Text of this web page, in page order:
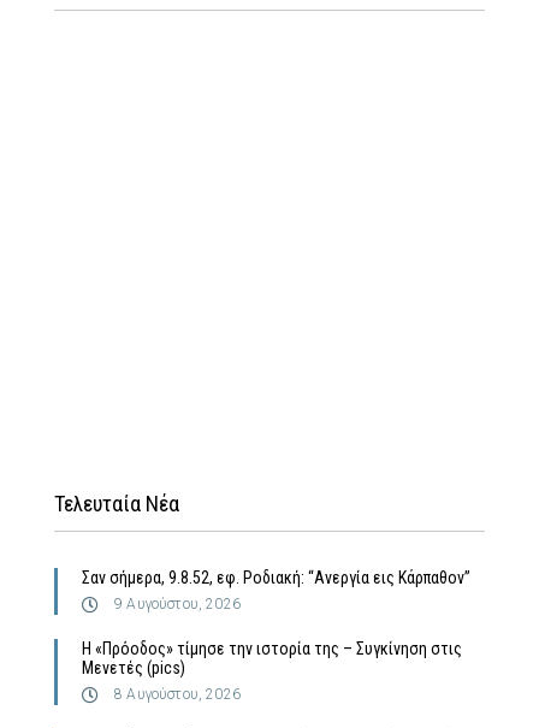
Τελευταία Νέα
Σαν σήμερα, 9.8.52, εφ. Ροδιακή: “Ανεργία εις Κάρπαθον”
9 Αυγούστου, 2026
Η «Πρόοδος» τίμησε την ιστορία της – Συγκίνηση στις
Μενετές (pics)
8 Αυγούστου, 2026